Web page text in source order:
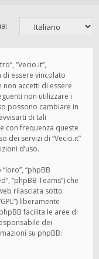
“Vecio.it”,
di essere vincolato
non accetti di essere
non utilizzare i
possono cambiare in
di tali
con frequenza queste
dei servizi di “Vecio.it”
d’uso.
“phpBB
“phpBB Teams”) che
rilasciata sotto
liberamente
facilita le aree di
dei
su phpBB: